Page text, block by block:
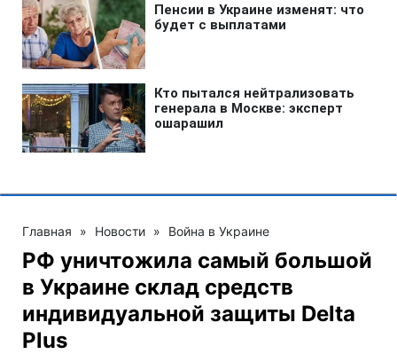
Главная » Новости » Война в Украине
РФ уничтожила самый большой
в Украине склад средств
индивидуальной защиты Delta
Plus